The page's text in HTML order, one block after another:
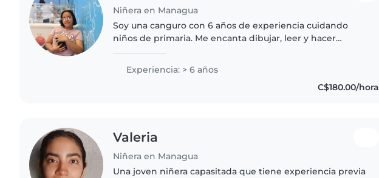
Niñera en Managua
Soy una canguro con 6 años de experiencia cuidando
niños de primaria. Me encanta dibujar, leer y hacer
mascotas y puedo ayudar con..
Experiencia: > 6 años
C$180.00/hora
Valeria
Niñera en Managua
Una joven niñera capasitada que tiene experiencia previa